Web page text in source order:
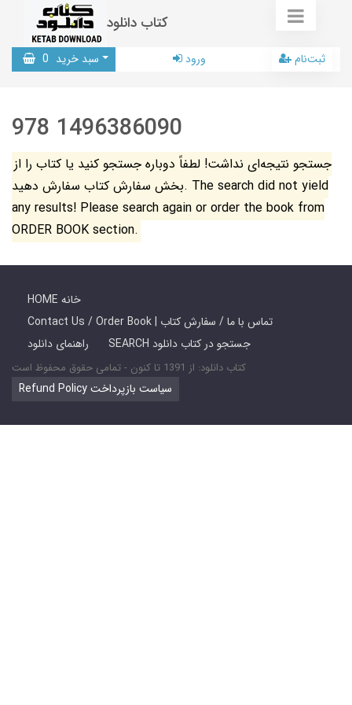
کتاب دانلود
سبد خرید 0 ورود ثبت‌نام
978 1496386090
جستجو نتیجه‌ای نداشت! لطفاً دوباره جستجو کنید یا کتاب را از
بخش سفارش کتاب سفارش دهید. The search did not yield
any results! Please search again or order the book from
ORDER BOOK section.
HOME خانه
Contact Us / Order Book | تماس با ما / سفارش کتاب
راهنمای دانلود
SEARCH جستجو در کتاب دانلود
کتاب دانلود: از 1391 تا کنون - تمامی حقوق محفوظ است
Refund Policy سیاست بازپرداخت